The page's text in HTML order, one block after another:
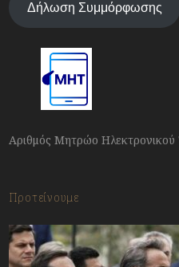
Δήλωση Συμμόρφωσης
Αριθμός Μητρώο
Προτείνουμε